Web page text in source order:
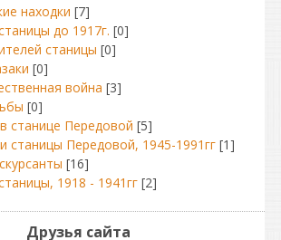
находки [7]
до 1917г. [0]
станицы [0]
[0]
война [3]
[0]
станице Передовой [5]
станицы Передовой, 1945-1991гг [1]
[16]
1918 - 1941гг [2]
Друзья сайта